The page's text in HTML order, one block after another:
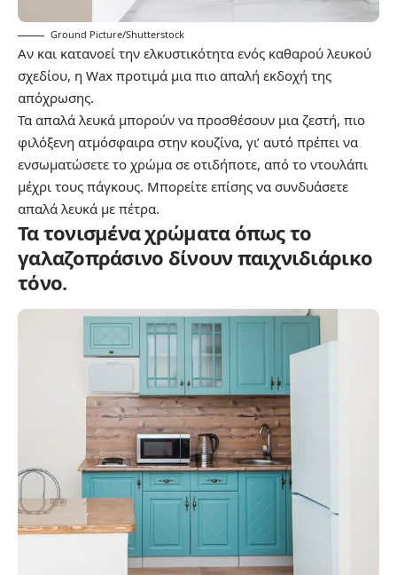
Ground Picture/Shutterstock
Αν και κατανοεί την ελκυστικότητα ενός καθαρού λευκού
σχεδίου, η Wax προτιμά μια πιο απαλή εκδοχή της
απόχρωσης.
Τα απαλά λευκά μπορούν να προσθέσουν μια ζεστή, πιο
φιλόξενη ατμόσφαιρα στην κουζίνα, γι’ αυτό πρέπει να
ενσωματώσετε το χρώμα σε οτιδήποτε, από το ντουλάπι
μέχρι τους πάγκους. Μπορείτε επίσης να συνδυάσετε
απαλά λευκά με πέτρα.
Τα τονισμένα χρώματα όπως το
γαλαζοπράσινο δίνουν παιχνιδιάρικο
τόνο.